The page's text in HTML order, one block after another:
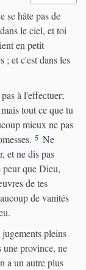
se hâte pas de
le ciel, et toi
en petit
; et c'est dans les
à l'effectuer;
tout ce que tu
mieux ne pas
5 Ne
et ne dis pas
que Dieu,
de tes
de vanités
pleins
une province, ne
a un autre plus